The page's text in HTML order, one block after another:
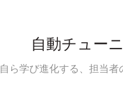
自動チュー
ら学び進化する、担当